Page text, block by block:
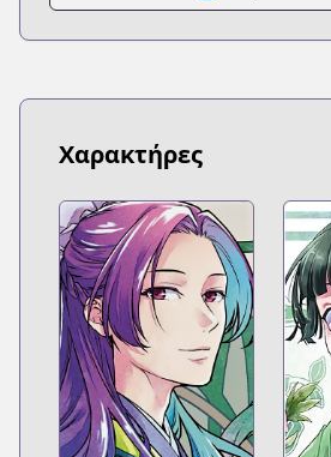
Χαρακτήρες